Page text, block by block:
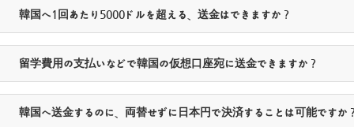
韓国へ1回あたり5000ドルを超える、送金はできますか？
留学費用の支払いなどで韓国の仮想口座宛に送金できますか？
韓国へ送金するのに、両替せずに日本円で決済することは可能ですか